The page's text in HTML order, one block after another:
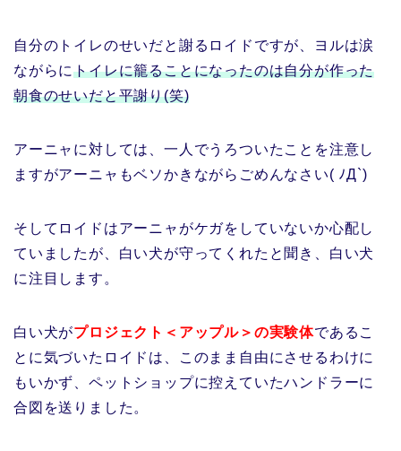
自分のトイレのせいだと謝るロイドですが、ヨルは涙
ながらにトイレに籠ることになったのは自分が作った
朝食のせいだと平謝り(笑)
アーニャに対しては、一人でうろついたことを注意し
ますがアーニャもベソかきながらごめんなさい( ﾉД`)
そしてロイドはアーニャがケガをしていないか心配し
ていましたが、白い犬が守ってくれたと聞き、白い犬
に注目します。
白い犬がプロジェクト＜アップル＞の実験体であるこ
とに気づいたロイドは、このまま自由にさせるわけに
もいかず、ペットショップに控えていたハンドラーに
合図を送りました。